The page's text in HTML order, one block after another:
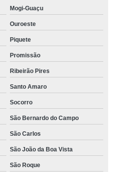
Mogi-Guaçu
Ouroeste
Piquete
Promissão
Ribeirão Pires
Santo Amaro
Socorro
São Bernardo do Campo
São Carlos
São João da Boa Vista
São Roque